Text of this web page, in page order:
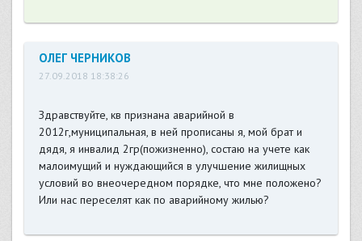
ОЛЕГ ЧЕРНИКОВ
27.09.2018 18:38:26
Здравствуйте, кв признана аварийной в
2012г,муниципальная, в ней прописаны я, мой брат и
дядя, я инвалид 2гр(пожизненно), состаю на учете как
малоимущий и нуждающийся в улучшение жилищных
условий во внеочередном порядке, что мне положено?
Или нас переселят как по аварийному жилью?